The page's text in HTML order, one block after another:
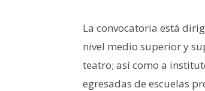
La convocatoria está
nivel medio superior y
teatro; así como a
egresadas de escuelas